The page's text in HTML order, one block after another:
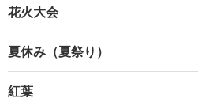
花火大会
夏休み（夏祭り）
紅葉